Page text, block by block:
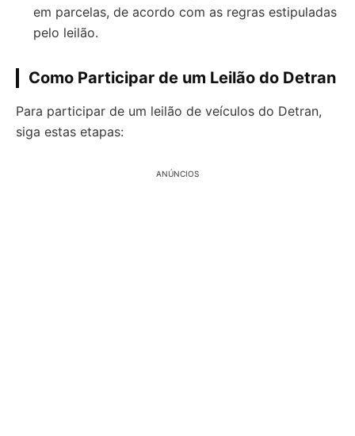
em parcelas, de acordo com as regras estipuladas
pelo leilão.
Como Participar de um Leilão do Detran
Para participar de um leilão de veículos do Detran,
siga estas etapas:
ANÚNCIOS